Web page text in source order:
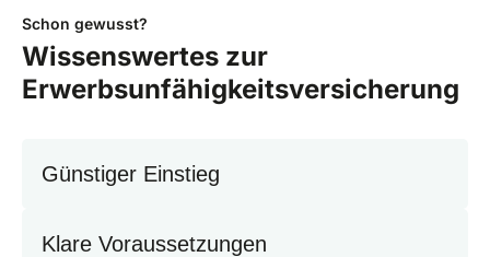
Schon gewusst?
Wissenswertes zur
Erwerbsunfähigkeitsversicherung
Günstiger Einstieg
Klare Voraussetzungen